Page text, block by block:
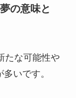
の意味と
たな可能性や
いです。